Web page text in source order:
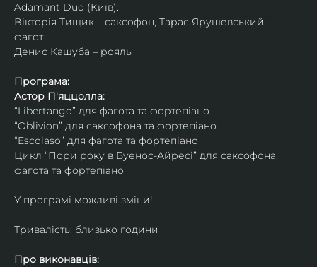
Adamant Duo (Київ):
Вікторія Тищик – саксофон, Тарас Ярушевський –
фагот
Денис Кашуба – рояль
Програма:
Астор П'яццолла:
“Libertango” для фагота та фортепіано
“Oblivion” для саксофона та фортепіано
“Escolaso” для фагота та фортепіано
Цикл “Пори року в Буенос-Айресі” для саксофона,
фагота та фортепіано
У програмі можливі зміни!
Тривалість: близько години
Про виконавців: